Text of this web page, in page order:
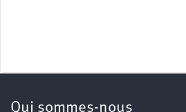
Qui sommes-nous